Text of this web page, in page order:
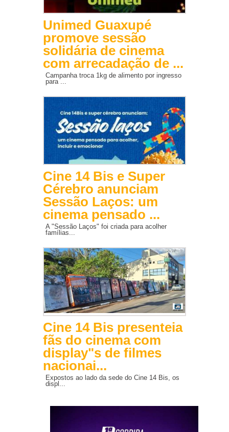
Unimed Guaxupé
promove sessão
solidária de cinema
com arrecadação de ...
Campanha troca 1kg de alimento por ingresso
para ...
Cine 14 Bis e Super
Cérebro anunciam
Sessão Laços: um
cinema pensado ...
A "Sessão Laços" foi criada para acolher
famílias...
Cine 14 Bis presenteia
fãs do cinema com
display"s de filmes
nacionai...
Expostos ao lado da sede do Cine 14 Bis, os
displ...